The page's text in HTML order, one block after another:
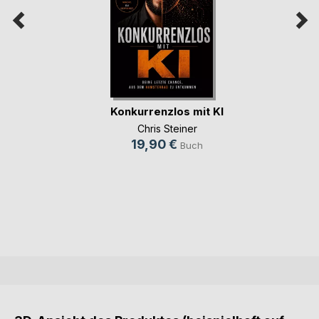
Konkurrenzlos mit KI
Chris Steiner
19,90 € Buch